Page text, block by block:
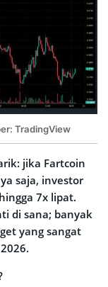
TradingView
jika Fartcoin
saja, investor
7x lipat.
di sana; banyak
yang sangat